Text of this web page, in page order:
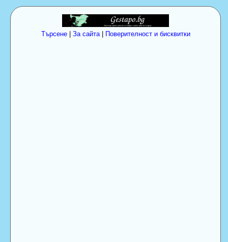
Търсене| За сайта| Поверителност и бисквитки